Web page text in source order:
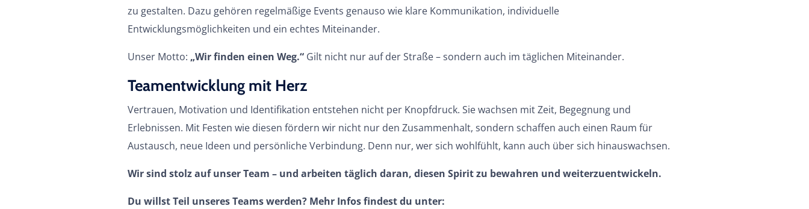
zu gestalten. Dazu gehören regelmäßige Events genauso wie klare Kommunikation, individuelle
Entwicklungsmöglichkeiten und ein echtes Miteinander.
Unser Motto: „Wir finden einen Weg.“ Gilt nicht nur auf der Straße – sondern auch im täglichen Miteinander.
Teamentwicklung mit Herz
Vertrauen, Motivation und Identifikation entstehen nicht per Knopfdruck. Sie wachsen mit Zeit, Begegnung und
Erlebnissen. Mit Festen wie diesen fördern wir nicht nur den Zusammenhalt, sondern schaffen auch einen Raum für
Austausch, neue Ideen und persönliche Verbindung. Denn nur, wer sich wohlfühlt, kann auch über sich hinauswachsen.
Wir sind stolz auf unser Team – und arbeiten täglich daran, diesen Spirit zu bewahren und weiterzuentwickeln.
Du willst Teil unseres Teams werden? Mehr Infos findest du unter: